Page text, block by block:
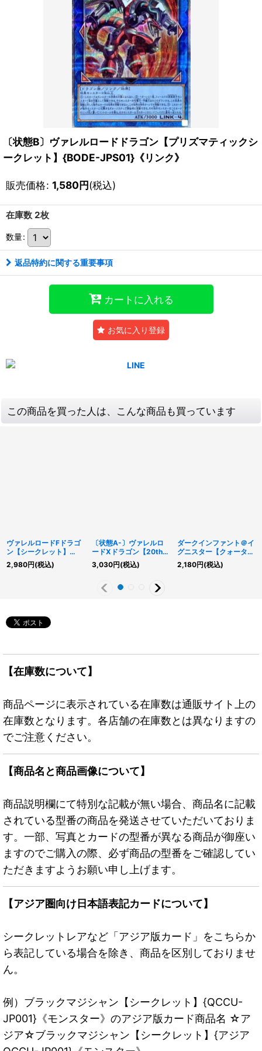
〔状態B〕ヴァレルロードドラゴン【プリズマティックシ
ークレット】{BODE-JPS01}《リンク》
販売価格: 1,580円(税込)
在庫数 2枚
数量:
返品特約に関する重要事項
カートに入れる
お気に入り登録
この商品を買った人は、こんな商品も買っています
ヴァレルロードFドラゴ
ン【シークレット】
{SD36-JPP01}《融合》
2,980円(税込)
〔状態A-〕ヴァレルロ
ードXドラゴン【20thシ
ークレット】{RIRA-
JP039}《エクシーズ》
3,030円(税込)
ダークインファント＠イ
グニスター【クォーター
センチュリーシークレッ
ト】{ALIN-JPS01}《リ
2,180円(税込)
【在庫数について】
商品ページに表示されている在庫数は通販サイト上の
在庫数となります。各店舗の在庫数とは異なりますの
でご注意ください。
【商品名と商品画像について】
商品説明欄にて特別な記載が無い場合、商品名に記載
されている型番の商品を発送させていただいておりま
す。一部、写真とカードの型番が異なる商品が御座い
ますのでご購入の際、必ず商品の型番をご確認してい
ただきますようお願い申し上げます。
【アジア圏向け日本語表記カードについて】
シークレットレアなど「アジア版カード」をこちらか
ら表記している場合を除き、商品を区別しておりませ
ん。
例）ブラックマジシャン【シークレット】{QCCU-
JP001}《モンスター》のアジア版カード商品名 ☆ア
ジア☆ブラックマジシャン【シークレット】{アジア